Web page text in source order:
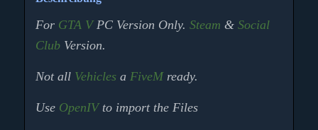
For GTA VPC Version Only. Steam & Social
ClubVersion.
Not all Vehicles a FiveMready.
Use OpenIVto import the Files